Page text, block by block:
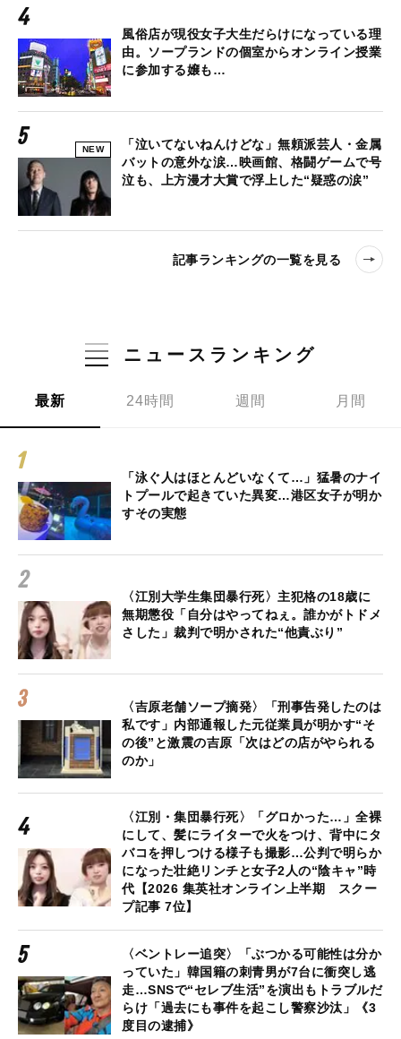
風俗店が現役女子大生だらけになっている理
由。ソープランドの個室からオンライン授業
に参加する嬢も…
NEW
「泣いてないねんけどな」無頼派芸人・金属
バットの意外な涙…映画館、格闘ゲームで号
泣も、上方漫才大賞で浮上した“疑惑の涙”
記事ランキングの一覧を見る
ニュースランキング
最新 24時間 週間 月間
「泳ぐ人はほとんどいなくて…」猛暑のナイ
トプールで起きていた異変…港区女子が明か
すその実態
〈江別大学生集団暴行死〉主犯格の18歳に
無期懲役「自分はやってねぇ。誰かがトドメ
さした」裁判で明かされた“他責ぶり”
〈吉原老舗ソープ摘発〉「刑事告発したのは
私です」内部通報した元従業員が明かす“そ
の後”と激震の吉原「次はどの店がやられる
のか」
〈江別・集団暴行死〉「グロかった…」全裸
にして、髪にライターで火をつけ、背中にタ
バコを押しつける様子も撮影…公判で明らか
になった壮絶リンチと女子2人の“陰キャ”時
代【2026 集英社オンライン上半期 スクー
プ記事 7位】
〈ベントレー追突〉「ぶつかる可能性は分か
っていた」韓国籍の刺青男が7台に衝突し逃
走…SNSで“セレブ生活”を演出もトラブルだ
らけ「過去にも事件を起こし警察沙汰」《3
度目の逮捕》